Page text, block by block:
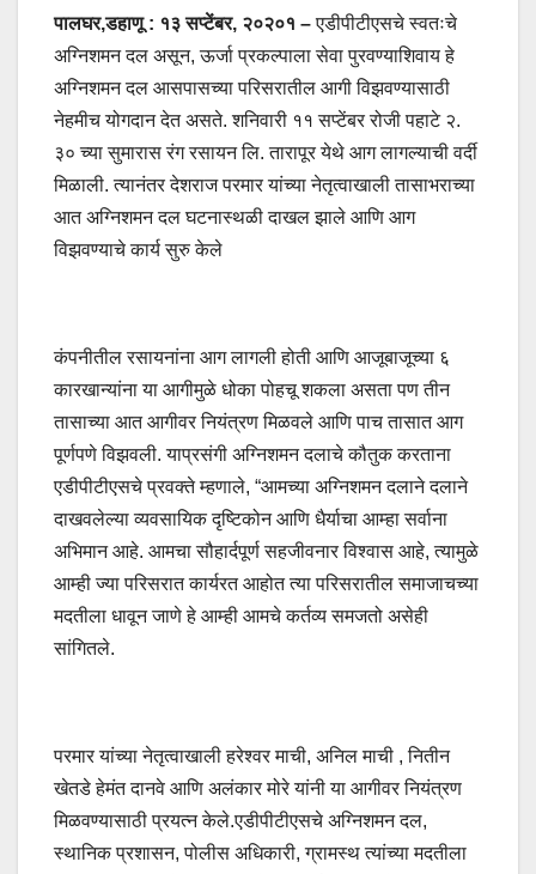
पालघर,डहाणू : १३ सप्टेंबर, २०२०१ –एडीपीटीएसचे स्वतःचे
अग्निशमन दल असून, ऊर्जा प्रकल्पाला सेवा पुरवण्याशिवाय हे
अग्निशमन दल आसपासच्या परिसरातील आगी विझवण्यासाठी
नेहमीच योगदान देत असते. शनिवारी ११ सप्टेंबर रोजी पहाटे २.
३० च्या सुमारास रंग रसायन लि. तारापूर येथे आग लागल्याची वर्दी
मिळाली. त्यानंतर देशराज परमार यांच्या नेतृत्वाखाली तासाभराच्या
आत अग्निशमन दल घटनास्थळी दाखल झाले आणि आग
विझवण्याचे कार्य सुरु केले
कंपनीतील रसायनांना आग लागली होती आणि आजूबाजूच्या ६
कारखान्यांना या आगीमुळे धोका पोहचू शकला असता पण तीन
तासाच्या आत आगीवर नियंत्रण मिळवले आणि पाच तासात आग
पूर्णपणे विझवली. याप्रसंगी अग्निशमन दलाचे कौतुक करताना
एडीपीटीएसचे प्रवक्ते म्हणाले, “आमच्या अग्निशमन दलाने दलाने
दाखवलेल्या व्यवसायिक दृष्टिकोन आणि धैर्याचा आम्हा सर्वाना
अभिमान आहे. आमचा सौहार्दपूर्ण सहजीवनार विश्वास आहे, त्यामुळे
आम्ही ज्या परिसरात कार्यरत आहोत त्या परिसरातील समाजाचच्या
मदतीला धावून जाणे हे आम्ही आमचे कर्तव्य समजतो असेही
सांगितले.
परमार यांच्या नेतृत्वाखाली हरेश्वर माची, अनिल माची , नितीन
खेतडे हेमंत दानवे आणि अलंकार मोरे यांनी या आगीवर नियंत्रण
मिळवण्यासाठी प्रयत्न केले.एडीपीटीएसचे अग्निशमन दल,
स्थानिक प्रशासन, पोलीस अधिकारी, ग्रामस्थ त्यांच्या मदतीला